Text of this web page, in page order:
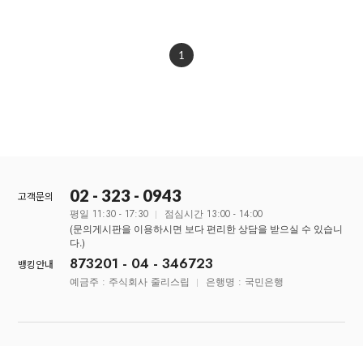
1
고객문의 02 - 323 - 0943
평일 11:30 - 17:30 점심시간 13:00 - 14:00
(문의게시판을 이용하시면 보다 편리한 상담을 받으실 수 있습니
다.)
뱅킹안내
873201 - 04 - 346723
예금주 : 주식회사 줄리스립 은행명 : 국민은행